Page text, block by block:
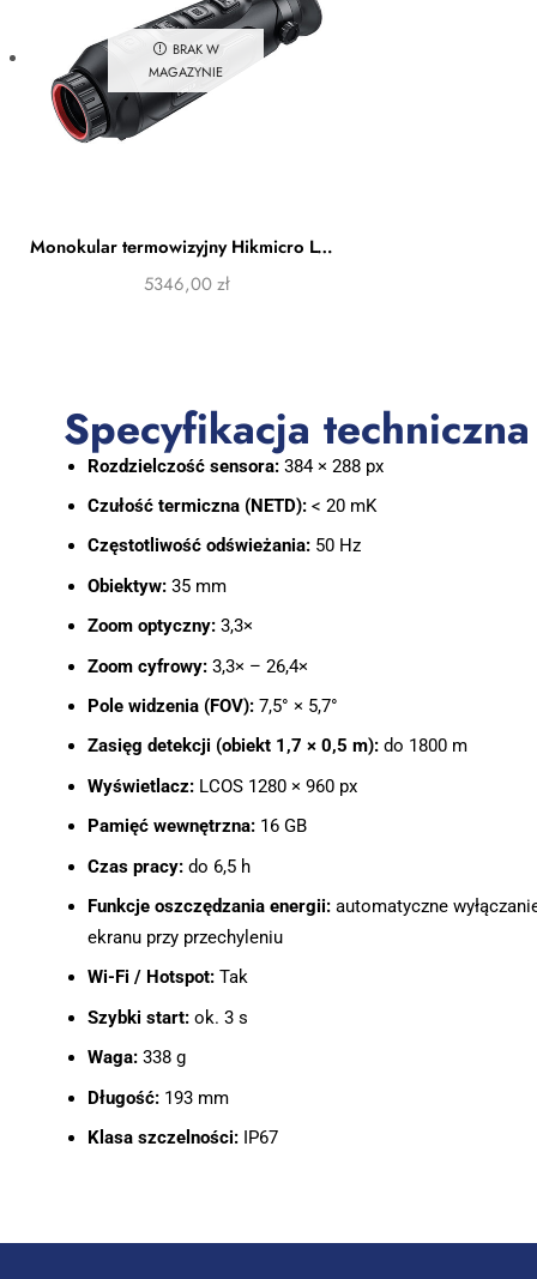
BRAK W
MAGAZYNIE
Monokular termowizyjny Hikmicro LYNX LH25 2.0
5346,00zł
Specyfikacja techniczna
Rozdzielczość sensora:384 × 288 px
Czułość termiczna (NETD):< 20 mK
Częstotliwość odświeżania:50 Hz
Obiektyw:35 mm
Zoom optyczny:3,3×
Zoom cyfrowy:3,3× – 26,4×
Pole widzenia (FOV):7,5° × 5,7°
Zasięg detekcji (obiekt 1,7 × 0,5 m):do 1800 m
Wyświetlacz:LCOS 1280 × 960 px
Pamięć wewnętrzna:16 GB
Czas pracy:do 6,5 h
Funkcje oszczędzania energii:automatyczne
ekranu przy przechyleniu
Wi-Fi / Hotspot:Tak
Szybki start:ok. 3 s
Waga:338 g
Długość:193 mm
Klasa szczelności:IP67